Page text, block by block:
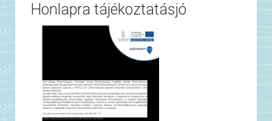
Honlapra tájékoztatásjó